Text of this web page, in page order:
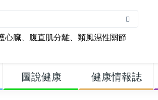
心臟、 腹直肌分離、 類風濕性關節
圖說健康 健康情報誌